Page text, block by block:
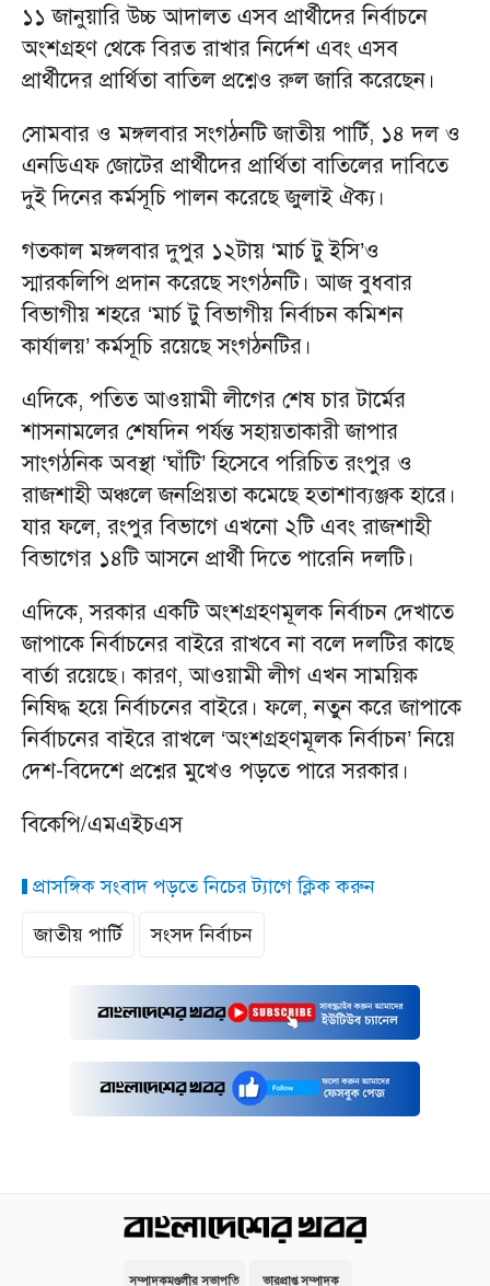
১১ জানুয়ারি উচ্চ আদালত এসব প্রার্থীদের নির্বাচনে
অংশগ্রহণ থেকে বিরত রাখার নির্দেশ এবং এসব
প্রার্থীদের প্রার্থিতা বাতিল প্রশ্নেও রুল জারি করেছেন।
সোমবার ও মঙ্গলবার সংগঠনটি জাতীয় পার্টি, ১৪ দল ও
এনডিএফ জোটের প্রার্থীদের প্রার্থিতা বাতিলের দাবিতে
দুই দিনের কর্মসূচি পালন করেছে জুলাই ঐক্য।
গতকাল মঙ্গলবার দুপুর ১২টায় ‘মার্চ টু ইসি’ও
স্মারকলিপি প্রদান করেছে সংগঠনটি। আজ বুধবার
বিভাগীয় শহরে ‘মার্চ টু বিভাগীয় নির্বাচন কমিশন
কার্যালয়’ কর্মসূচি রয়েছে সংগঠনটির।
এদিকে, পতিত আওয়ামী লীগের শেষ চার টার্মের
শাসনামলের শেষদিন পর্যন্ত সহায়তাকারী জাপার
সাংগঠনিক অবস্থা ‘ঘাঁটি’ হিসেবে পরিচিত রংপুর ও
রাজশাহী অঞ্চলে জনপ্রিয়তা কমেছে হতাশাব্যঞ্জক হারে।
যার ফলে, রংপুর বিভাগে এখনো ২টি এবং রাজশাহী
বিভাগের ১৪টি আসনে প্রার্থী দিতে পারেনি দলটি।
এদিকে, সরকার একটি অংশগ্রহণমূলক নির্বাচন দেখাতে
জাপাকে নির্বাচনের বাইরে রাখবে না বলে দলটির কাছে
বার্তা রয়েছে। কারণ, আওয়ামী লীগ এখন সাময়িক
নিষিদ্ধ হয়ে নির্বাচনের বাইরে। ফলে, নতুন করে জাপাকে
নির্বাচনের বাইরে রাখলে ‘অংশগ্রহণমূলক নির্বাচন’ নিয়ে
দেশ-বিদেশে প্রশ্নের মুখেও পড়তে পারে সরকার।
বিকেপি/এমএইচএস
প্রাসঙ্গিক সংবাদ পড়তে নিচের ট্যাগে ক্লিক করুন
জাতীয় পার্টি
সংসদ নির্বাচন
সম্পাদকমণ্ডলীর সভাপতি ভারপ্রাপ্ত সম্পাদক